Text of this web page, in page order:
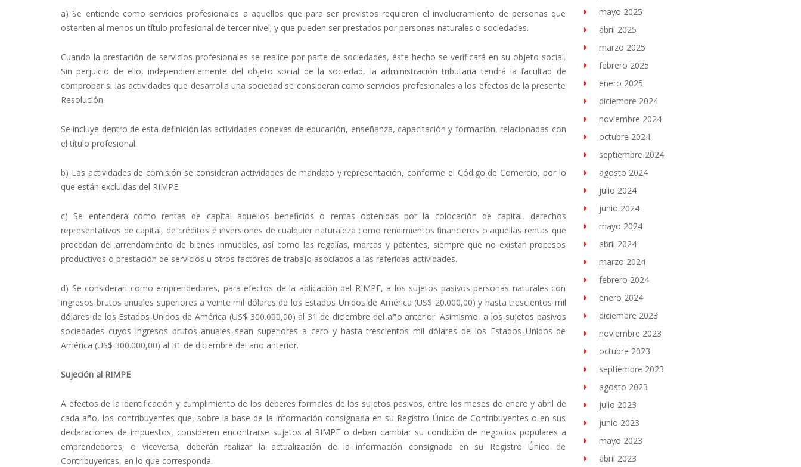
a) Se entiende como servicios profesionales a aquellos que para ser provistos requieren el involucramiento de personas que
ostenten al menos un título profesional de tercer nivel; y que pueden ser prestados por personas naturales o sociedades.
Cuando la prestación de servicios profesionales se realice por parte de sociedades, éste hecho se verificará en su objeto social.
Sin perjuicio de ello, independientemente del objeto social de la sociedad, la administración tributaria tendrá la facultad de
comprobar si las actividades que desarrolla una sociedad se consideran como servicios profesionales a los efectos de la presente
Resolución.
Se incluye dentro de esta definición las actividades conexas de educación, enseñanza, capacitación y formación, relacionadas con
el título profesional.
b) Las actividades de comisión se consideran actividades de mandato y representación, conforme el Código de Comercio, por lo
que están excluidas del RIMPE.
c) Se entenderá como rentas de capital aquellos beneficios o rentas obtenidas por la colocación de capital, derechos
representativos de capital, de créditos e inversiones de cualquier naturaleza como rendimientos financieros o aquellas rentas que
procedan del arrendamiento de bienes inmuebles, así como las regalías, marcas y patentes, siempre que no existan procesos
productivos o prestación de servicios u otros factores de trabajo asociados a las referidas actividades.
d) Se consideran como emprendedores, para efectos de la aplicación del RIMPE, a los sujetos pasivos personas naturales con
ingresos brutos anuales superiores a veinte mil dólares de los Estados Unidos de América (US$ 20.000,00) y hasta trescientos mil
dólares de los Estados Unidos de América (US$ 300.000,00) al 31 de diciembre del año anterior. Asimismo, a los sujetos pasivos
sociedades cuyos ingresos brutos anuales sean superiores a cero y hasta trescientos mil dólares de los Estados Unidos de
América (US$ 300.000,00) al 31 de diciembre del año anterior.
Sujeción al RIMPE
A efectos de la identificación y cumplimiento de los deberes formales de los sujetos pasivos, entre los meses de enero y abril de
cada año, los contribuyentes que, sobre la base de la información consignada en su Registro Único de Contribuyentes o en sus
declaraciones de impuestos, consideren encontrarse sujetos al RIMPE o deban cambiar su condición de negocios populares a
emprendedores, o viceversa, deberán realizar la actualización de la información consignada en su Registro Único de
Contribuyentes, en lo que corresponda.
mayo 2025
abril 2025
marzo 2025
febrero 2025
enero 2025
diciembre 2024
noviembre 2024
octubre 2024
septiembre 2024
agosto 2024
julio 2024
junio 2024
mayo 2024
abril 2024
marzo 2024
febrero 2024
enero 2024
diciembre 2023
noviembre 2023
octubre 2023
septiembre 2023
agosto 2023
julio 2023
junio 2023
mayo 2023
abril 2023